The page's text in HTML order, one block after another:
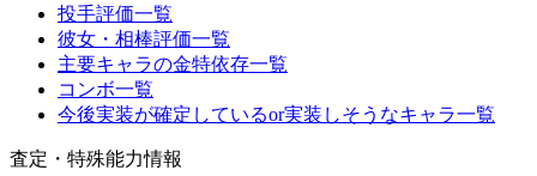
投手評価一覧
彼女・相棒評価一覧
主要キャラの金特依存一覧
コンボ一覧
今後実装が確定しているor実装しそうなキャラ一覧
査定・特殊能力情報